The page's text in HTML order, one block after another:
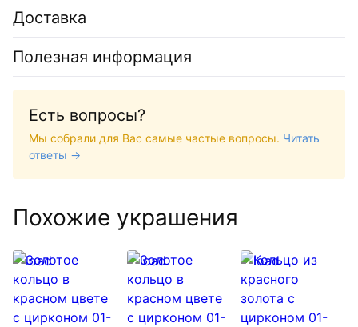
Доставка
Полезная информация
Есть вопросы?
Мы собрали для Вас самые частые вопросы. Читать
ответы →
Похожие украшения